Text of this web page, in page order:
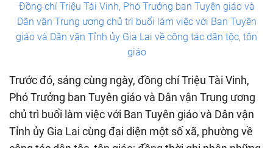
Đồng chí Triệu Tài Vinh, Phó Trưởng ban Tuyên giáo và
Dân vận Trung ương chủ trì buổi làm việc với Ban Tuyên
giáo và Dân vận Tỉnh ủy Gia Lai về công tác dân tộc, tôn
giáo
Trước đó, sáng cùng ngày, đồng chí Triệu Tài Vinh,
Phó Trưởng ban Tuyên giáo và Dân vận Trung ương
chủ trì buổi làm việc với Ban Tuyên giáo và Dân vận
Tỉnh ủy Gia Lai cùng đại diện một số xã, phường về